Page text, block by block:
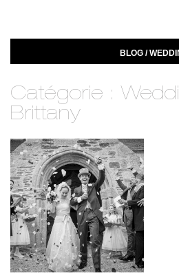
BLOG /
Catégorie :
Brittany